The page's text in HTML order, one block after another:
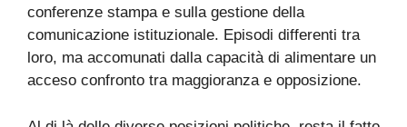
conferenze stampa e sulla gestione della
comunicazione istituzionale. Episodi differenti tra
loro, ma accomunati dalla capacità di alimentare un
acceso confronto tra maggioranza e opposizione.